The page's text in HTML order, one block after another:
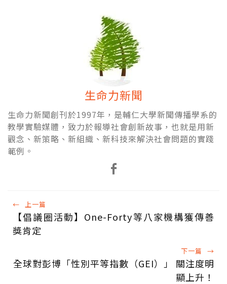
生命力新聞
生命力新聞創刊於1997年，是輔仁大學新聞傳播學系的
教學實驗媒體，致力於報導社會創新故事，也就是用新
觀念、新策略、新組織、新科技來解決社會問題的實踐
範例。
← 上一篇
【倡議圈活動】One-Forty等八家機構獲傳善
獎肯定
下一篇 →
全球對彭博「性別平等指數（GEI）」 關注度明
顯上升！